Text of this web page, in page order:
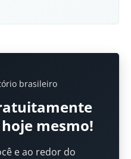
brasileiro
mesmo!
e ao redor do